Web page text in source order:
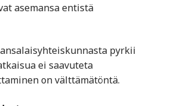
asemansa entistä
pyrkii
ei saavuteta
on välttämätöntä.